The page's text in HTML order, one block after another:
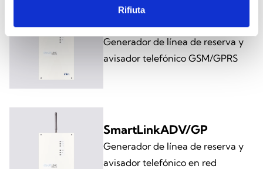
Rifiuta
SmartLinkADV/G
Generador de línea de reserva y
avisador telefónico GSM/GPRS
SmartLinkADV/GP
Generador de línea de reserva y
avisador telefónico en red